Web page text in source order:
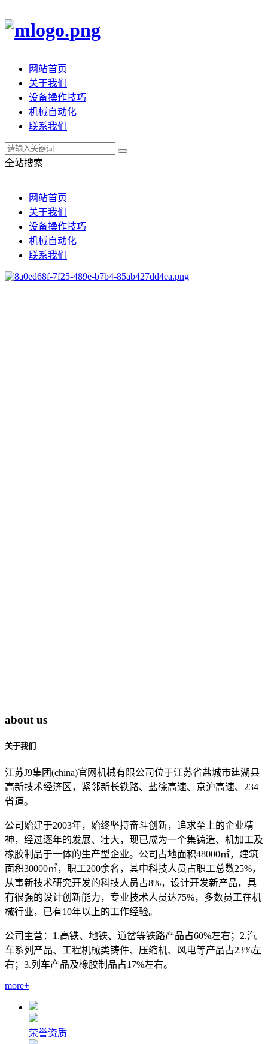
网站首页
关于我们
设备操作技巧
机械自动化
联系我们
全站搜索
网站首页
关于我们
设备操作技巧
机械自动化
联系我们
about us
关于我们
江苏J9集团(china)官网机械有限公司位于江苏省盐城市建湖县
高新技术经济区，紧邻新长铁路、盐徐高速、京沪高速、234
省道。
公司始建于2003年，始终坚持奋斗创新，追求至上的企业精
神，经过逐年的发展、壮大，现已成为一个集铸造、机加工及
橡胶制品于一体的生产型企业。公司占地面积48000㎡，建筑
面积30000㎡，职工200余名，其中科技人员占职工总数25%，
从事新技术研究开发的科技人员占8%，设计开发新产品，具
有很强的设计创新能力，专业技术人员达75%，多数员工在机
械行业，已有10年以上的工作经验。
公司主营：1.高铁、地铁、道岔等铁路产品占60%左右；2.汽
车系列产品、工程机械类铸件、压缩机、风电等产品占23%左
右；3.列车产品及橡胶制品占17%左右。
more+
荣誉资质